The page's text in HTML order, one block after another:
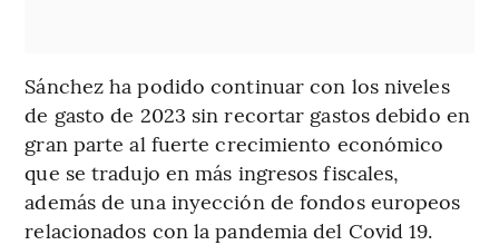
Sánchez ha podido continuar con los niveles
de gasto de 2023 sin recortar gastos debido en
gran parte al fuerte crecimiento económico
que se tradujo en más ingresos fiscales,
además de una inyección de fondos europeos
relacionados con la pandemia del Covid 19.